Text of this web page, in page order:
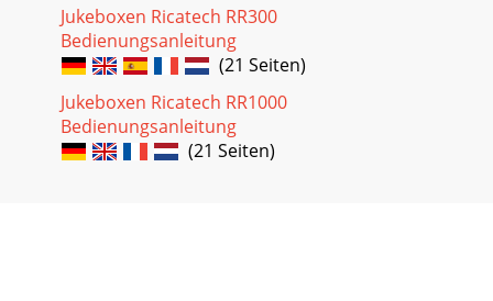
Jukeboxen Ricatech RR300
Bedienungsanleitung
(21 Seiten)
Jukeboxen Ricatech RR1000
Bedienungsanleitung
(21 Seiten)